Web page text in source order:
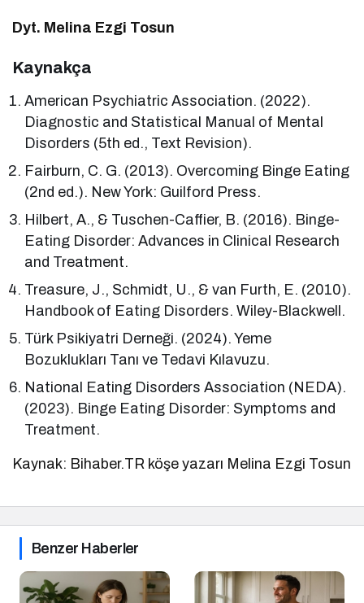
Dyt. Melina Ezgi Tosun
Kaynakça
American Psychiatric Association. (2022).
Diagnostic and Statistical Manual of Mental
Disorders (5th ed., Text Revision).
Fairburn, C. G. (2013). Overcoming Binge Eating
(2nd ed.). New York: Guilford Press.
Hilbert, A., & Tuschen-Caffier, B. (2016). Binge-
Eating Disorder: Advances in Clinical Research
and Treatment.
Treasure, J., Schmidt, U., & van Furth, E. (2010).
Handbook of Eating Disorders. Wiley-Blackwell.
Türk Psikiyatri Derneği. (2024). Yeme
Bozuklukları Tanı ve Tedavi Kılavuzu.
National Eating Disorders Association (NEDA).
(2023). Binge Eating Disorder: Symptoms and
Treatment.
Kaynak: Bihaber.TR köşe yazarı Melina Ezgi Tosun
Benzer Haberler